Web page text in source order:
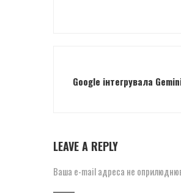
Google інтегрувала
LEAVE A REPLY
Ваша e-mail адреса не